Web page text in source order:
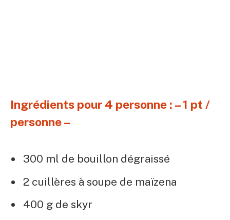
Ingrédients pour 4 personne : – 1 pt /
personne –
300 ml de bouillon dégraissé
2 cuillères à soupe de maïzena
400 g de skyr